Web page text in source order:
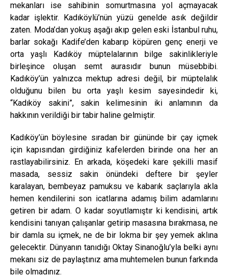
mekanları ise sahibinin somurtmasına yol açmayacak
kadar işlektir. Kadıköylü’nün yüzü genelde asık değildir
zaten. Moda’dan yokuş aşağı akıp gelen eski İstanbul ruhu,
barlar sokağı Kadife’den kabarıp köpüren genç enerji ve
orta yaşlı Kadıköy müptelalarının bilge sakinlikleriyle
birleşince oluşan semt aurasıdır bunun müsebbibi.
Kadıköy’ün yalnızca mektup adresi değil, bir müptelalık
olduğunu bilen bu orta yaşlı kesim sayesindedir ki,
“Kadıköy sakini”, sakin kelimesinin iki anlamının da
hakkının verildiği bir tabir haline gelmiştir.
Kadıköy’ün böylesine sıradan bir gününde bir çay içmek
için kapısından girdiğiniz kafelerden birinde ona her an
rastlayabilirsiniz. En arkada, köşedeki kare şekilli masif
masada, sessiz sakin önündeki deftere bir şeyler
karalayan, bembeyaz pamuksu ve kabarık saçlarıyla akla
hemen kendilerini son icatlarına adamış bilim adamlarını
getiren bir adam. O kadar soyutlamıştır ki kendisini, artık
kendisini tanıyan çalışanlar getirip masasına bırakmasa, ne
bir damla su içmek, ne de bir lokma bir şey yemek aklına
gelecektir. Dünyanın tanıdığı Oktay Sinanoğlu’yla belki aynı
mekanı siz de paylaştınız ama muhtemelen bunun farkında
bile olmadınız.